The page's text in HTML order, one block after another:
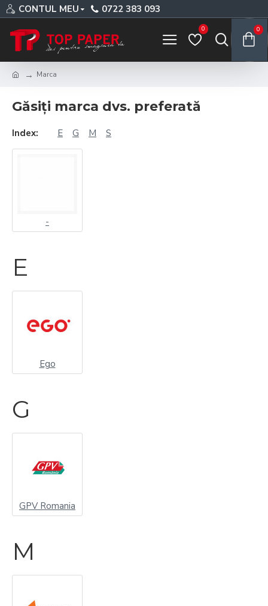
CONTUL MEU 0722 383 093
0 0
Marca
Găsiți marca dvs. preferată
Index: E G M S
-
E
Ego
G
GPV Romania
M